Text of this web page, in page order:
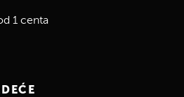
1 centa